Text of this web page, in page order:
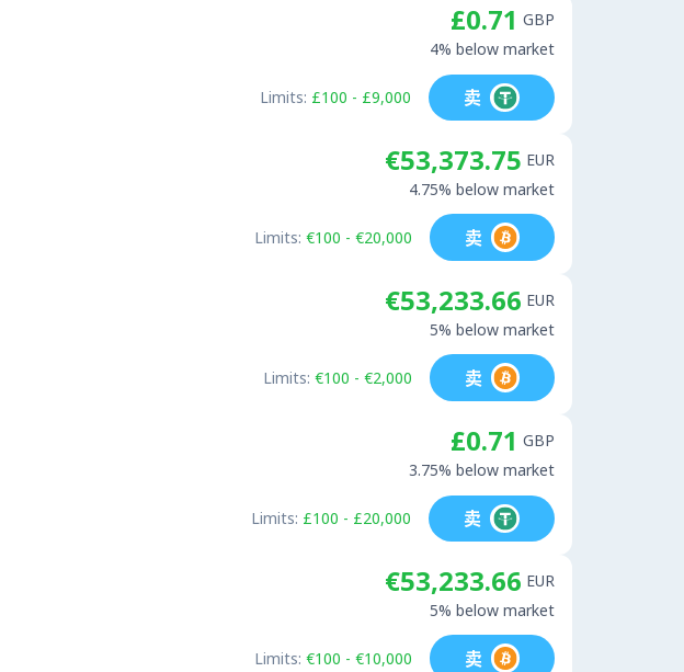
£0.71 GBP
4% below market
Limits: £100 - £9,000 卖
€53,373.75 EUR
4.75% below market
Limits: €100 - €20,000 卖
€53,233.66 EUR
5% below market
Limits: €100 - €2,000 卖
£0.71 GBP
3.75% below market
Limits: £100 - £20,000 卖
€53,233.66 EUR
5% below market
Limits: €100 - €10,000 卖